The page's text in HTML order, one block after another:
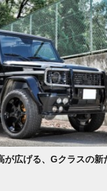
が広げる、Gクラスの新